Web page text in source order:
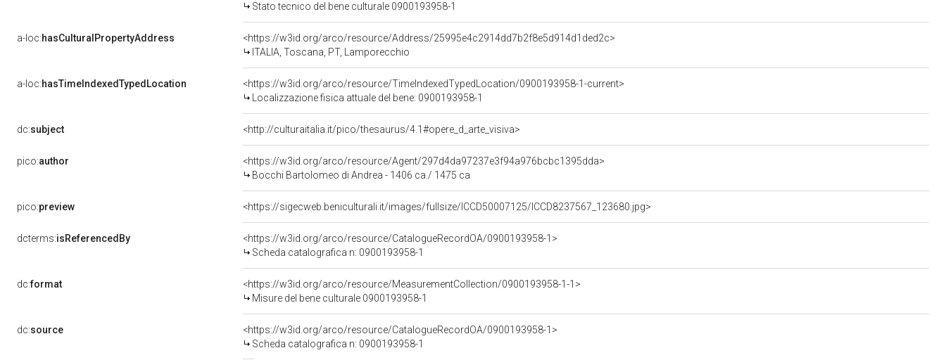
Stato tecnico del bene culturale 0900193958-1
a-loc:hasCulturalPropertyAddress
<https://w3id.org/arco/resource/Address/25995e4c2914dd7b2f8e5d914d1ded2c>
ITALIA, Toscana, PT, Lamporecchio
a-loc:hasTimeIndexedTypedLocation
<https://w3id.org/arco/resource/TimeIndexedTypedLocation/0900193958-1-current>
Localizzazione fisica attuale del bene: 0900193958-1
dc:subject <http://culturaitalia.it/pico/thesaurus/4.1#opere_d_arte_visiva>
pico:author
<https://w3id.org/arco/resource/Agent/297d4da97237e3f94a976bcbc1395dda>
Bocchi Bartolomeo di Andrea - 1406 ca./ 1475 ca
pico:preview <https://sigecweb.beniculturali.it/images/fullsize/ICCD50007125/ICCD8237567_123680.jpg>
dcterms:isReferencedBy
<https://w3id.org/arco/resource/CatalogueRecordOA/0900193958-1>
Scheda catalografica n: 0900193958-1
dc:format
<https://w3id.org/arco/resource/MeasurementCollection/0900193958-1-1>
Misure del bene culturale 0900193958-1
dc:source
<https://w3id.org/arco/resource/CatalogueRecordOA/0900193958-1>
Scheda catalografica n: 0900193958-1